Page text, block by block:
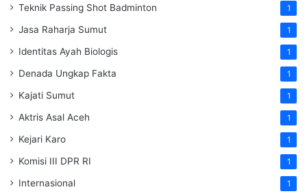
Teknik Passing Shot Badminton 1
Jasa Raharja Sumut 1
Identitas Ayah Biologis 1
Denada Ungkap Fakta 1
Kajati Sumut 1
Aktris Asal Aceh 1
Kejari Karo 1
Komisi III DPR RI 1
Internasional 1